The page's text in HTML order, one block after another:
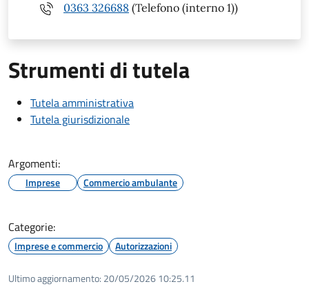
0363 326688 (Telefono (interno 1))
Strumenti di tutela
Tutela amministrativa
Tutela giurisdizionale
Argomenti:
Imprese Commercio ambulante
Categorie:
Imprese e commercio Autorizzazioni
Ultimo aggiornamento: 20/05/2026 10:25.11